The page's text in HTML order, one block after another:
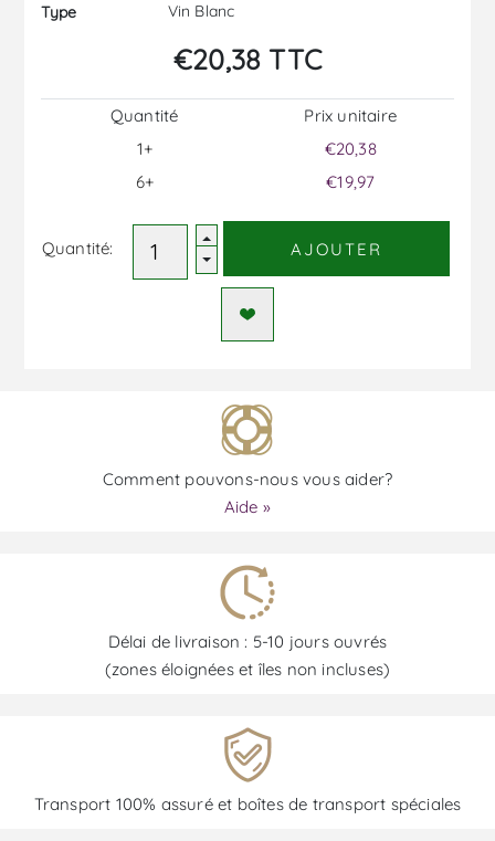
Type
Vin Blanc
€20,38 TTC
Quantité
1+
6+
Prix ​​unitaire
€20,38
€19,97
Quantité: AJOUTER
Comment pouvons-nous vous aider?
Aide »
Délai de livraison : 5-10 jours ouvrés
(zones éloignées et îles non incluses)
Transport 100% assuré et boîtes de transport spéciales